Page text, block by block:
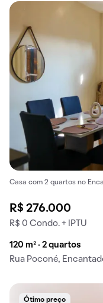
Casa com 2 quartos no
R$ 276.000
R$ 0 Condo. + IPTU
120 m² · 2 quartos
Rua Poconé,
Ótimo preço